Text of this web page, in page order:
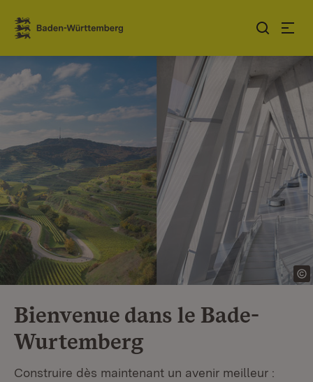
Sauter au contenu
Link zur Startseite
Bienvenue dans le Bade-
Wurtemberg
Construire dès maintenant un avenir meilleur :